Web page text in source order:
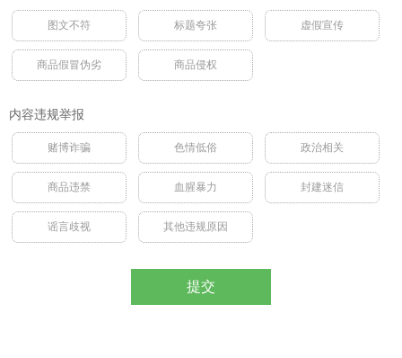
图文不符 标题夸张 虚假宣传
商品假冒伪劣 商品侵权
内容违规举报
赌博诈骗 色情低俗 政治相关
商品违禁 血腥暴力 封建迷信
谣言歧视 其他违规原因
提交